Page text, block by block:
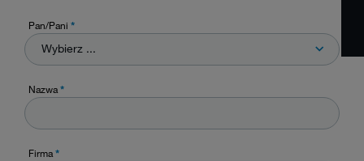
Pan/Pani *
Wybierz ...
Nazwa*
Firma*